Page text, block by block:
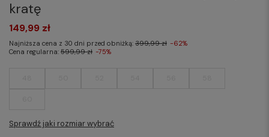
kratę
Sprawdź jaki rozmiar wybrać
149,99 zł
Najniższa cena z 30 dni przed obniżką: 399,99 zł -62%
Cena regularna: 599,99 zł -75%